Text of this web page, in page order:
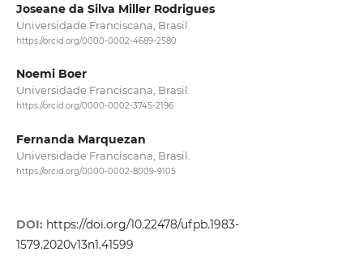
Joseane da Silva Miller Rodrigues
Universidade Franciscana, Brasil.
https://orcid.org/0000-0002-4689-2580
Noemi Boer
Universidade Franciscana, Brasil.
https://orcid.org/0000-0002-3745-2196
Fernanda Marquezan
Universidade Franciscana, Brasil.
https://orcid.org/0000-0002-8009-9105
DOI: https://doi.org/10.22478/ufpb.1983-
1579.2020v13n1.41599